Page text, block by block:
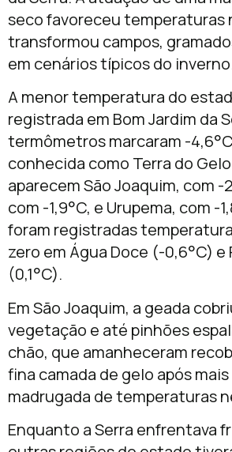
seco favoreceu temperaturas
transformou campos,
em cenários típicos do
A menor temperatura do
registrada em Bom Jardim da
termômetros marcaram -
conhecida como Terra do
aparecem São Joaquim, com -
com -1,9°C, e Urupema, com -
foram registradas
zero em Água Doce (-0,6°C) e
(0,1°C).
Em São Joaquim, a geada
vegetação e até pinhões
chão, que amanheceram
fina camada de gelo após mais
madrugada de temperaturas
Enquanto a Serra enfrentava